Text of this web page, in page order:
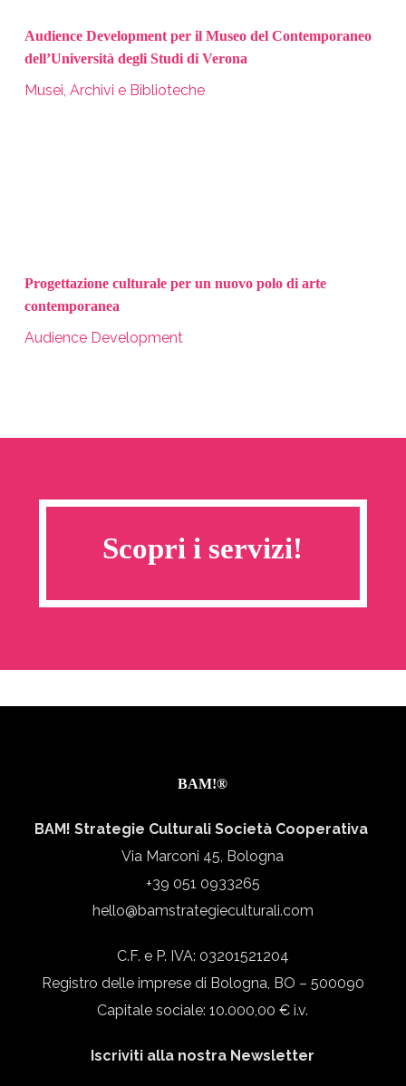
Audience Development per il Museo del Contemporaneo
dell’Università degli Studi di Verona
Musei, Archivi e Biblioteche
Progettazione culturale per un nuovo polo di arte
contemporanea
Audience Development
Scopri i servizi!
BAM!®
BAM! Strategie Culturali Società Cooperativa
Via Marconi 45, Bologna
+39 051 0933265
hello@bamstrategieculturali.com
C.F. e P. IVA: 03201521204
Registro delle imprese di Bologna, BO – 500090
Capitale sociale: 10.000,00 € i.v.
Iscriviti alla nostra Newsletter